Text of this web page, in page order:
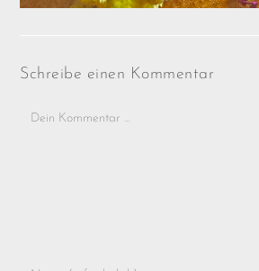
Schreibe einen Kommentar